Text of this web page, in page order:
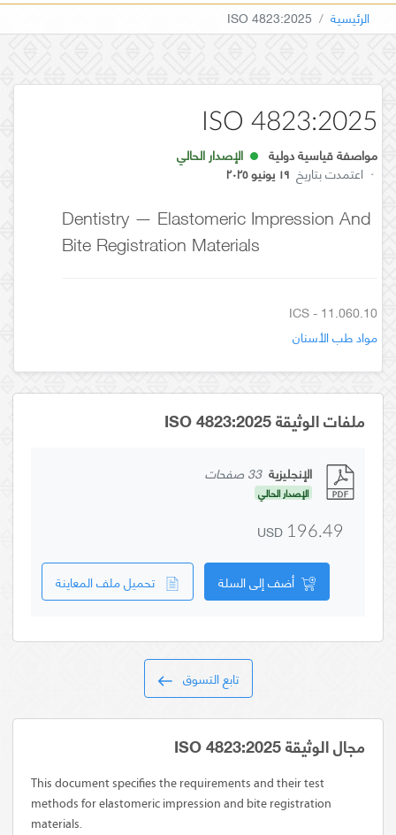
الرئيسية ISO 4823:2025
ISO 4823:2025
مواصفة قياسية دولية
الإصدار الحالي
· اعتمدت بتاريخ ١٩ يونيو ٢٠٢٥
Dentistry — Elastomeric Impression And
Bite Registration Materials
ICS - 11.060.10
مواد طب الأسنان
ملفات الوثيقة ISO 4823:2025
الإنجليزية 33 صفحات
الإصدار الحالي
USD 196.49
أضف إلى السلة تحميل ملف المعاينة
تابع التسوق
مجال الوثيقة ISO 4823:2025
This document specifies the requirements and their test
methods for elastomeric impression and bite registration
materials.